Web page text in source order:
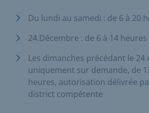
Du lundi au samedi : de 6 à 20
24.Décembre : de 6 à 14 heures
Les dimanches précédant le 24
uniquement sur demande, de
heures, autorisation délivrée
district compétente